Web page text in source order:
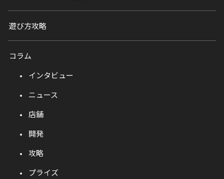
遊び方攻略
コラム
インタビュー
ニュース
店舗
開発
攻略
プライズ